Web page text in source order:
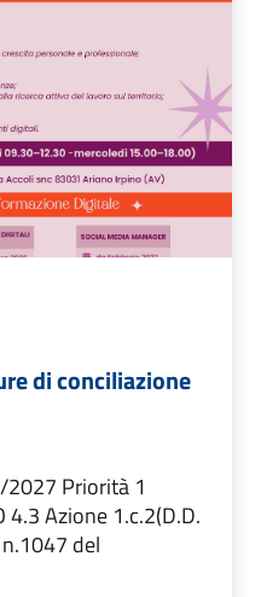
di conciliazione
2027 Priorità 1
4.3 Azione 1.c.2(D.D.
del